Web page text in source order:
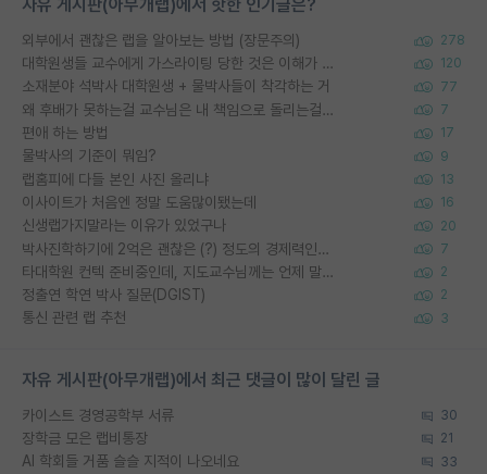
자유 게시판(아무개랩)에서 핫한 인기글은?
외부에서 괜찮은 랩을 알아보는 방법 (장문주의) 278
대학원생들 교수에게 가스라이팅 당한 것은 이해가 갑니다. 안타깝네요. 120
소재분야 석박사 대학원생 + 물박사들이 착각하는 거 77
왜 후배가 못하는걸 교수님은 내 책임으로 돌리는걸까요? 7
편애 하는 방법 17
물박사의 기준이 뭐임? 9
랩홈피에 다들 본인 사진 올리냐 13
이사이트가 처음엔 정말 도움많이됐는데 16
신생랩가지말라는 이유가 있었구나 20
박사진학하기에 2억은 괜찮은 (?) 정도의 경제력인가요 7
타대학원 컨텍 준비중인데, 지도교수님께는 언제 말씀드려야 할까요? 2
정출연 학연 박사 질문(DGIST) 2
통신 관련 랩 추천 3
자유 게시판(아무개랩)에서 최근 댓글이 많이 달린 글
카이스트 경영공학부 서류 30
장학금 모은 랩비통장 21
AI 학회들 거품 슬슬 지적이 나오네요 33